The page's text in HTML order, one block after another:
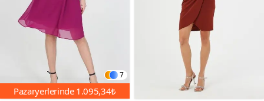
7
Pazaryerlerinde 1.095,34₺